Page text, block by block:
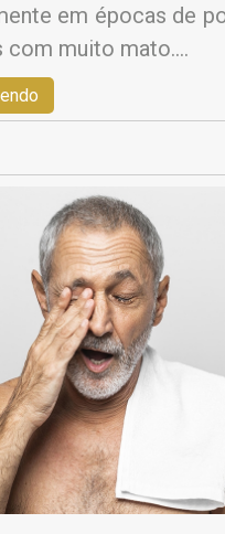
em épocas de
com muito mato.…